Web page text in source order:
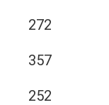
272
357
252